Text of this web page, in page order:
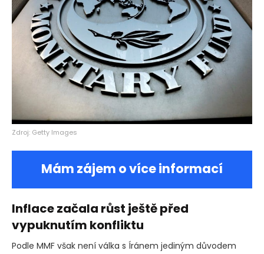
Zdroj: Getty Images
Mám zájem o více informací
Inflace začala růst ještě před
vypuknutím konfliktu
Podle MMF však není válka s Íránem jediným důvodem